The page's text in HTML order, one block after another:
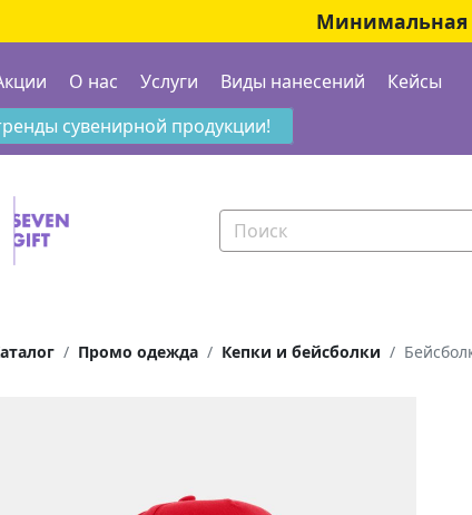
Минимальная
О нас Услуги Виды нанесений Кейсы
сувенирной продукции!
Промо одежда Кепки и бейсболки